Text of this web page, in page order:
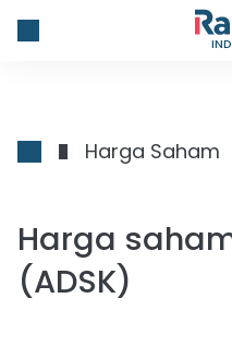
Harga Saham
Harga
(ADSK)